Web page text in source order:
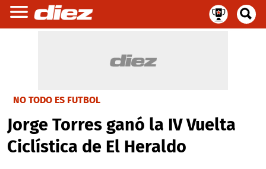
NO TODO ES FUTBOL
Jorge Torres ganó la IV Vuelta
Ciclística de El Heraldo